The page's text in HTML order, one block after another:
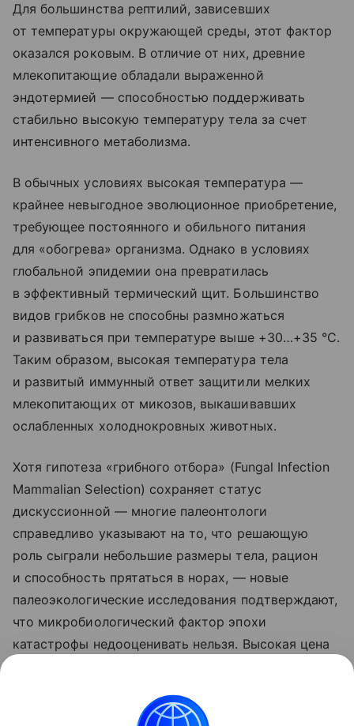
Для большинства рептилий, зависевших
от температуры окружающей среды, этот фактор
оказался роковым. В отличие от них, древние
млекопитающие обладали выраженной
эндотермией — способностью поддерживать
стабильно высокую температуру тела за счет
интенсивного метаболизма.
В обычных условиях высокая температура —
крайнее невыгодное эволюционное приобретение,
требующее постоянного и обильного питания
для «обогрева» организма. Однако в условиях
глобальной эпидемии она превратилась
в эффективный термический щит. Большинство
видов грибков не способны размножаться
и развиваться при температуре выше +30…+35 °C.
Таким образом, высокая температура тела
и развитый иммунный ответ защитили мелких
млекопитающих от микозов, выкашивавших
ослабленных холоднокровных животных.
Хотя гипотеза «грибного отбора» (Fungal Infection
Mammalian Selection) сохраняет статус
дискуссионной — многие палеонтологи
справедливо указывают на то, что решающую
роль сыграли небольшие размеры тела, рацион
и способность прятаться в норах, — новые
палеоэкологические исследования подтверждают,
что микробиологический фактор эпохи
катастрофы недооценивать нельзя. Высокая цена